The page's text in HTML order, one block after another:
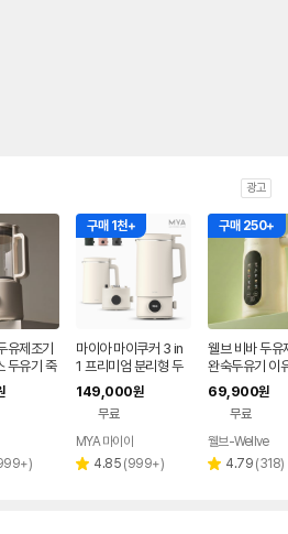
광고
유제조기
두유기 죽
)
구매 1천+
마이아 마이쿠커 3 in
1 프리미엄 분리형 두
유 제조기 죽 티 빨간우
산 이유식 메이커 ND-
MYA003
149,000원
무료
페이
MYA 마이아
별 4.85 리
(999+)
구매 250+
웰브 비바 두유
완숙두유기 이
메이커 서리태
들기
69,900원
무료
웰브-Wellve
별 4.79 리
(318)